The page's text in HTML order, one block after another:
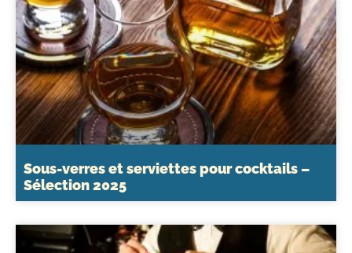
Sous-verres et serviettes pour cocktails –
Sélection 2025